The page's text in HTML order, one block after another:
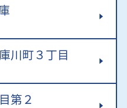
川町３丁目
第２